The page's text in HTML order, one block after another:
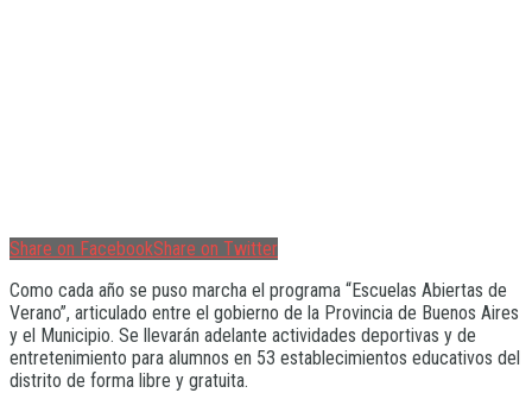
Share on FacebookShare on Twitter
Como cada año se puso marcha el programa “Escuelas Abiertas de
Verano”, articulado entre el gobierno de la Provincia de Buenos Aires
y el Municipio. Se llevarán adelante actividades deportivas y de
entretenimiento para alumnos en 53 establecimientos educativos del
distrito de forma libre y gratuita.